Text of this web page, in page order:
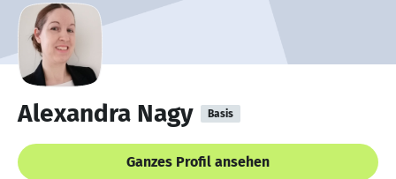
Alexandra Nagy Basis
Ganzes Profil ansehen